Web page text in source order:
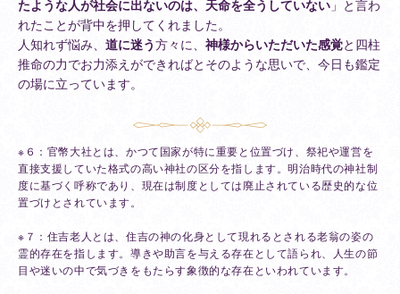
たような人が社会に出ないのは、天命を全うしていない 」と言わ
れたことが背中を押してくれました。
人知れず悩み、 道に迷う方々に、 神様からいただいた感覚と四柱
推命の力でお力添えができればとそのような思いで、今日も鑑定
の場に立っています。
※６：官幣大社とは、かつて国家が特に重要と位置づけ、祭祀や運営を
直接支援していた格式の高い神社の区分を指します。明治時代の神社制
度に基づく呼称であり、現在は制度としては廃止されている歴史的な位
置づけとされています。
※７：住吉老人とは、住吉の神の化身として現れるとされる老翁の姿の
霊的存在を指します。導きや助言を与える存在として語られ、人生の節
目や迷いの中で気づきをもたらす象徴的な存在といわれています。